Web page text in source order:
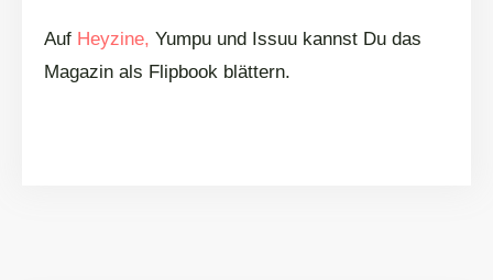
Auf Heyzine, Yumpu und Issuu kannst Du das
Magazin als Flipbook blättern.